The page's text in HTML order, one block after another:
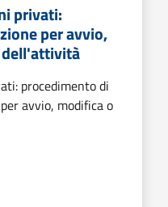
privati:
per avvio,
dell'attività
procedimento di
avvio, modifica o